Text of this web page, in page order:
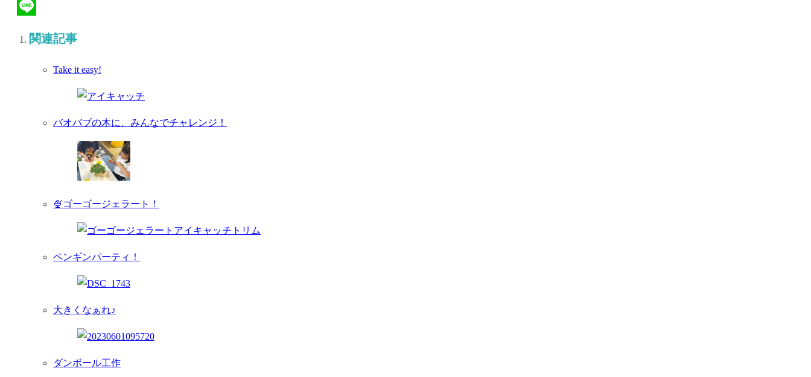
Hatena
関連記事
Take it easy!
バオバブの木に、みんなでチャレンジ！
🍨ゴーゴージェラート！
ペンギンパーティ！
大きくなぁれ♪
ダンボール工作